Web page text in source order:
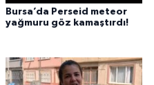
Bursa’da Perseid meteor
yağmuru göz kamaştırdı!